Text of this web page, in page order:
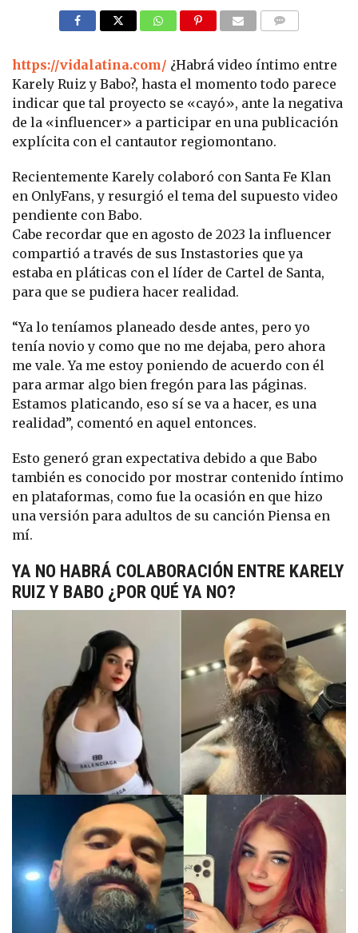
https://vidalatina.com/ ¿Habrá video íntimo entre
Karely Ruiz y Babo?, hasta el momento todo parece
indicar que tal proyecto se «cayó», ante la negativa
de la «influencer» a participar en una publicación
explícita con el cantautor regiomontano.
Recientemente Karely colaboró con Santa Fe Klan
en OnlyFans, y resurgió el tema del supuesto video
pendiente con Babo.
Cabe recordar que en agosto de 2023 la influencer
compartió a través de sus Instastories que ya
estaba en pláticas con el líder de Cartel de Santa,
para que se pudiera hacer realidad.
“Ya lo teníamos planeado desde antes, pero yo
tenía novio y como que no me dejaba, pero ahora
me vale. Ya me estoy poniendo de acuerdo con él
para armar algo bien fregón para las páginas.
Estamos platicando, eso sí se va a hacer, es una
realidad”, comentó en aquel entonces.
Esto generó gran expectativa debido a que Babo
también es conocido por mostrar contenido íntimo
en plataformas, como fue la ocasión en que hizo
una versión para adultos de su canción Piensa en
mí.
YA NO HABRÁ COLABORACIÓN ENTRE KARELY
RUIZ Y BABO ¿POR QUÉ YA NO?